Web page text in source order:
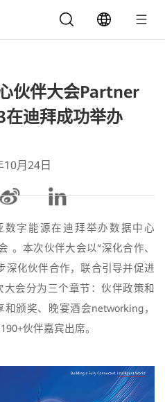
伙伴大会Partner
迪拜成功举办
10月24日
数字能源在迪拜举办数据中心
。本次伙伴大会以“深化合作、
深化伙伴合作，联合引导并促进
会分为三个章节：伙伴政策和
颁奖、晚宴酒会networking，
伙伴嘉宾出席。